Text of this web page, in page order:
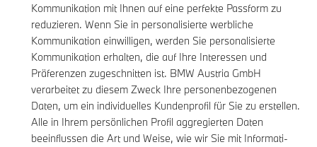
Kommunikation mit Ihnen auf eine perfekte Passform zu
reduzieren. Wenn Sie in personalisierte werbliche
Kommunikation einwilligen, werden Sie personalisierte
Kommunikation erhalten, die auf Ihre Interessen und
Präferenzen zugeschnitten ist. BMW Austria GmbH
verarbeitet zu diesem Zweck Ihre personenbezogenen
Daten, um ein individuelles Kundenprofil für Sie zu erstellen.
Alle in Ihrem persönlichen Profil aggregierten Daten
beeinflussen die Art und Weise, wie wir Sie mit Informati-